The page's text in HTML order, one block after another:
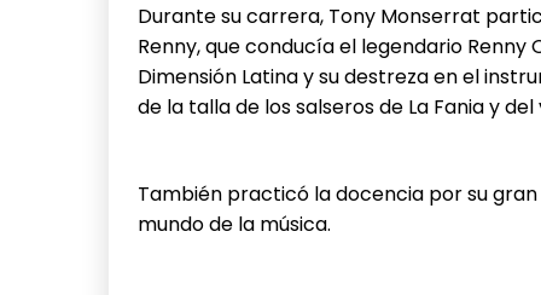
Durante su carrera, Tony Monserrat
Renny, que conducía el legendario
Dimensión Latina y su destreza en el
de la talla de los salseros de La Fania y del
También practicó la docencia por su
mundo de la música.